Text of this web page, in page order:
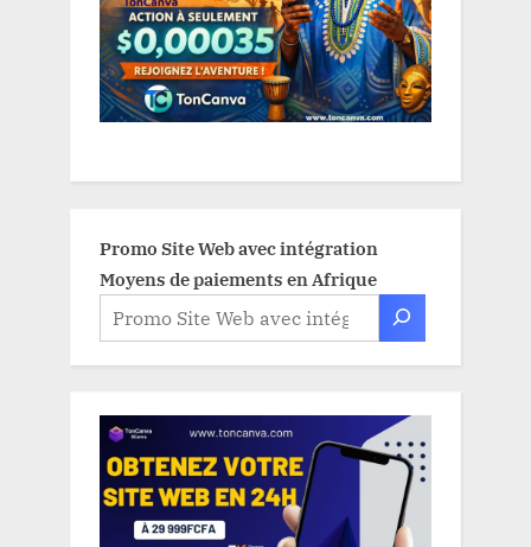
Promo Site Web avec intégration
Moyens de paiements en Afrique